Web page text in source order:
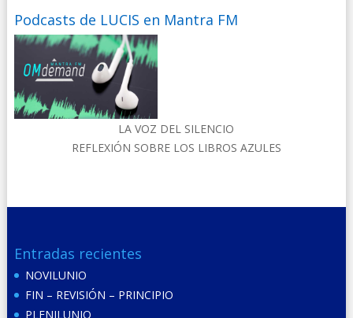
Podcasts de LUCIS en Mantra FM
LA VOZ DEL SILENCIO
REFLEXIÓN SOBRE LOS LIBROS AZULES
Entradas recientes
NOVILUNIO
FIN – REVISIÓN – PRINCIPIO
PLENILUNIO